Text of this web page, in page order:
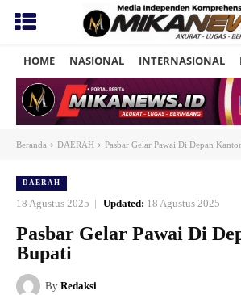
HOME NASIONAL INTERNASIONAL
Beranda DAERAH Pasbar Gelar Pawai Di Depan
DAERAH
18 Agustus 2025 Updated: 18 Agustus 2025
Pasbar Gelar Pawai Di
Bupati
By Redaksi